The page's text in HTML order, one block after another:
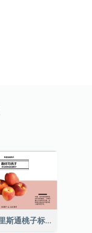
烹饪用弗里斯通桃子标签